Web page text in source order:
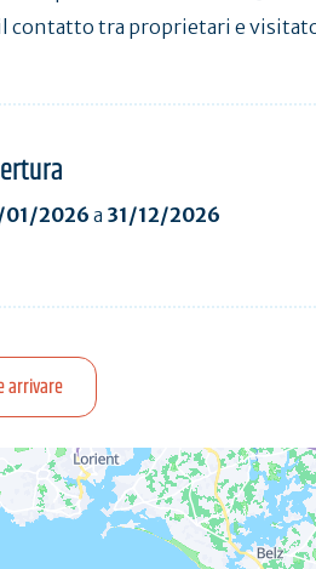
contatto tra proprietari e
01/2026 a 31/12/2026
arrivare